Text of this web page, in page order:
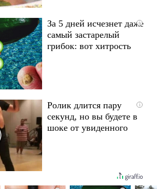
i
За 5 дней исчезнет даже
самый застарелый
грибок: вот хитрость
i
Ролик длится пару
секунд, но вы будете в
шоке от увиденного